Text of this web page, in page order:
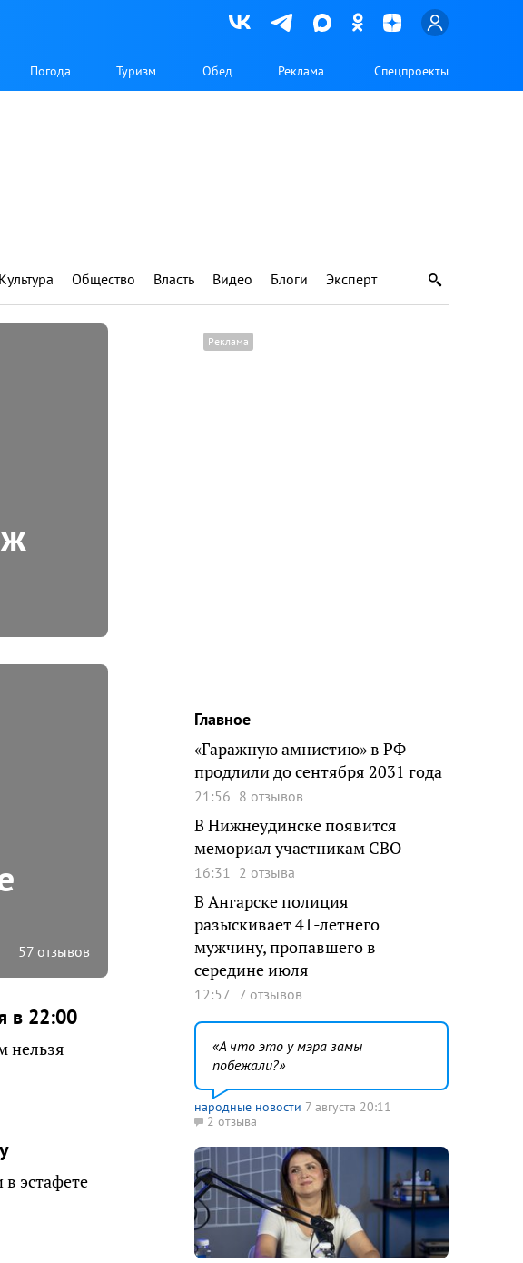
Погода Туризм Обед Реклама Спецпроекты
Культура Общество Власть Видео Блоги Эксперт
57 отзывов
в 22:00
нельзя
эстафете
Главное
«Гаражную амнистию» в РФ
продлили до сентября 2031 года
21:56 8 отзывов
В Нижнеудинске появится
мемориал участникам СВО
16:31 2 отзыва
В Ангарске полиция
разыскивает 41-летнего
мужчину, пропавшего в
середине июля
12:57 7 отзывов
А что это у мэра замы
побежали?
народные новости 7 августа 20:11
2 отзыва